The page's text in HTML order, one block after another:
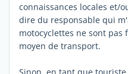
connaissances locales et/
dire du responsable qui
motocyclettes ne sont
moyen de transport.